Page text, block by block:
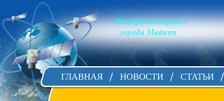
ГЛАВНАЯ НОВОСТИ СТАТЬИ